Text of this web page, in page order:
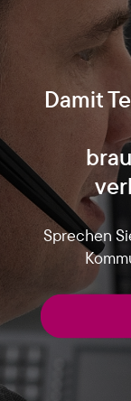
Damit
Sprechen